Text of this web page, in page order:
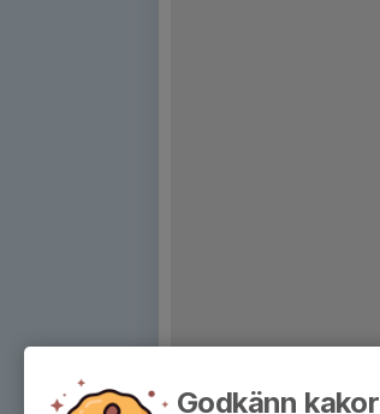
Godkänn kakor